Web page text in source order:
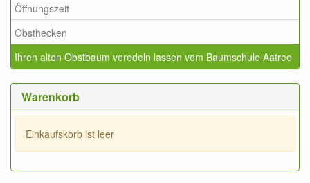
Öffnungszeit
Obsthecken
Ihren alten Obstbaum veredeln lassen vom Baumschule Aatree
Warenkorb
Einkaufskorb ist leer